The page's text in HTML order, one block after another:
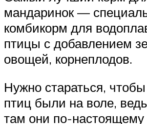
мандаринок —
комбикорм для
птицы с добавлением
овощей, корнеплодов.
Нужно стараться,
птиц были на воле,
там они по-настоящему